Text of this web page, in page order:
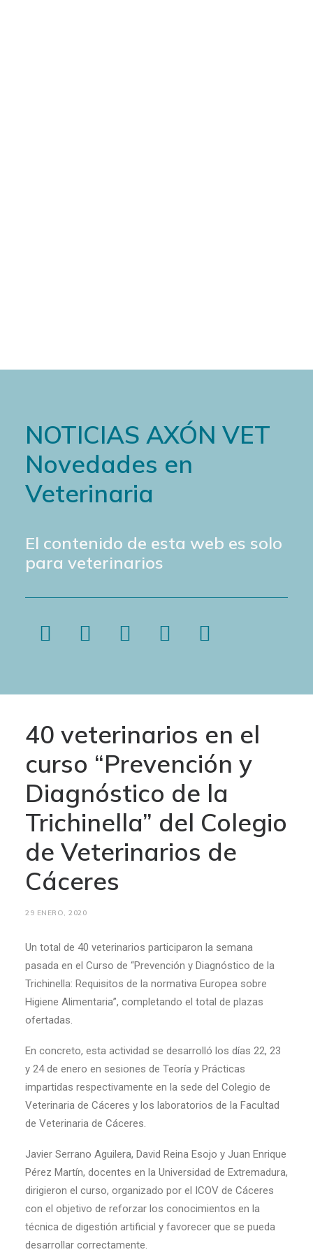
NOTICIAS AXÓN VET
Novedades en
Veterinaria
El contenido de esta web es solo
para veterinarios
40 veterinarios en el
curso “Prevención y
Diagnóstico de la
Trichinella” del Colegio
de Veterinarios de
Cáceres
29 ENERO, 2020
Un total de 40 veterinarios participaron la semana
pasada en el Curso de “Prevención y Diagnóstico de la
Trichinella: Requisitos de la normativa Europea sobre
Higiene Alimentaria”, completando el total de plazas
ofertadas.
En concreto, esta actividad se desarrolló los días 22, 23
y 24 de enero en sesiones de Teoría y Prácticas
impartidas respectivamente en la sede del Colegio de
Veterinaria de Cáceres y los laboratorios de la Facultad
de Veterinaria de Cáceres.
Javier Serrano Aguilera, David Reina Esojo y Juan Enrique
Pérez Martín, docentes en la Universidad de Extremadura,
dirigieron el curso, organizado por el ICOV de Cáceres
con el objetivo de reforzar los conocimientos en la
técnica de digestión artificial y favorecer que se pueda
desarrollar correctamente.